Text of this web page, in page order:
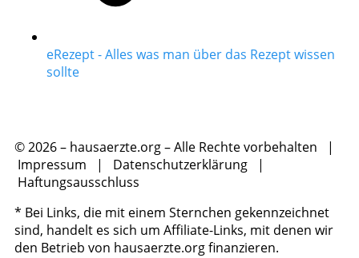
eRezept - Alles was man über das Rezept wissen
sollte
© 2026 – hausaerzte.org – Alle Rechte vorbehalten |
Impressum | Datenschutzerklärung |
Haftungsausschluss
* Bei Links, die mit einem Sternchen gekennzeichnet
sind, handelt es sich um Affiliate-Links, mit denen wir
den Betrieb von hausaerzte.org finanzieren.